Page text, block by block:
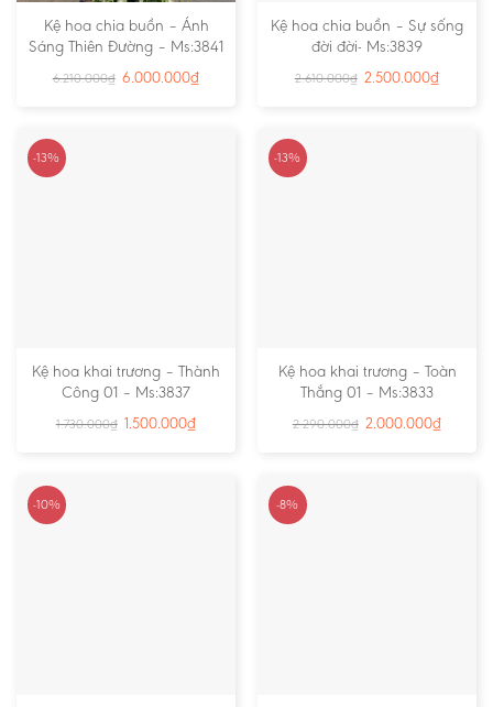
Kệ hoa chia buồn – Ánh
Sáng Thiên Đường – Ms:3841
6.210.000₫ 6.000.000₫
Kệ hoa chia buồn – Sự sống
đời đời- Ms:3839
2.610.000₫ 2.500.000₫
-13%
Kệ hoa khai trương – Thành
Công 01 – Ms:3837
1.730.000₫ 1.500.000₫
-13%
Kệ hoa khai trương – Toàn
Thắng 01 – Ms:3833
2.290.000₫ 2.000.000₫
-10% -8%